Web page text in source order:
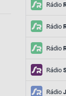
Rádio
Rádio
Rádio
Rádio
Rádio